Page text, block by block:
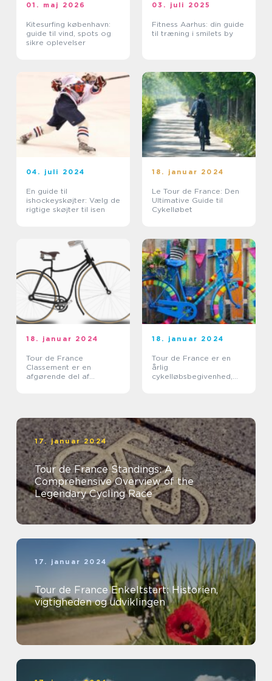
01. maj 2026
Kitesurfing københavn:
guide til vind, spots og
sikre oplevelser
03. juli 2025
Fitness Aarhus: din guide
til træning i smilets by
04. juli 2024
En guide til
ishockeyskøjter: Vælg de
rigtige skøjter til isen
18. januar 2024
Le Tour de France: Den
Ultimative Guide til
Cykelløbet
18. januar 2024
Tour de France
Classement er en
afgørende del af
18. januar 2024
Tour de France er en
årlig
cykelløbsbegivenhed,
17. januar 2024
Tour de France Standings: A
Comprehensive Overview of the
Legendary Cycling Race
17. januar 2024
Tour de France Enkeltstart: Historien,
vigtigheden og udviklingen